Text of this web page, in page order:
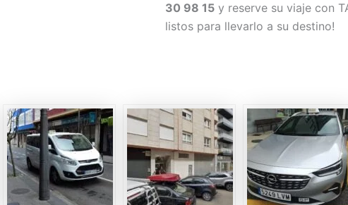
30 98 15 y reserve su viaje con
listos para llevarlo a su destino!